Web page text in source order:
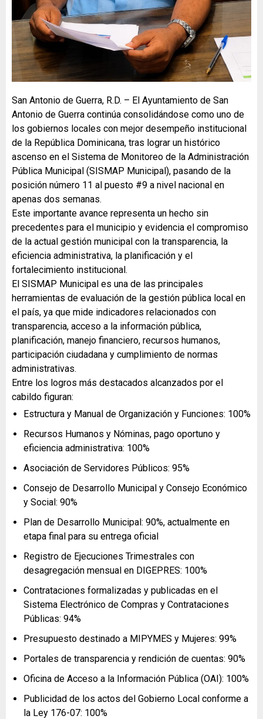
San Antonio de Guerra, R.D. – El Ayuntamiento de San
Antonio de Guerra continúa consolidándose como uno de
los gobiernos locales con mejor desempeño institucional
de la República Dominicana, tras lograr un histórico
ascenso en el Sistema de Monitoreo de la Administración
Pública Municipal (SISMAP Municipal), pasando de la
posición número 11 al puesto #9 a nivel nacional en
apenas dos semanas.
Este importante avance representa un hecho sin
precedentes para el municipio y evidencia el compromiso
de la actual gestión municipal con la transparencia, la
eficiencia administrativa, la planificación y el
fortalecimiento institucional.
El SISMAP Municipal es una de las principales
herramientas de evaluación de la gestión pública local en
el país, ya que mide indicadores relacionados con
transparencia, acceso a la información pública,
planificación, manejo financiero, recursos humanos,
participación ciudadana y cumplimiento de normas
administrativas.
Entre los logros más destacados alcanzados por el
cabildo figuran:
Estructura y Manual de Organización y Funciones: 100%
Recursos Humanos y Nóminas, pago oportuno y
eficiencia administrativa: 100%
Asociación de Servidores Públicos: 95%
Consejo de Desarrollo Municipal y Consejo Económico
y Social: 90%
Plan de Desarrollo Municipal: 90%, actualmente en
etapa final para su entrega oficial
Registro de Ejecuciones Trimestrales con
desagregación mensual en DIGEPRES: 100%
Contrataciones formalizadas y publicadas en el
Sistema Electrónico de Compras y Contrataciones
Públicas: 94%
Presupuesto destinado a MIPYMES y Mujeres: 99%
Portales de transparencia y rendición de cuentas: 90%
Oficina de Acceso a la Información Pública (OAI): 100%
Publicidad de los actos del Gobierno Local conforme a
la Ley 176-07: 100%